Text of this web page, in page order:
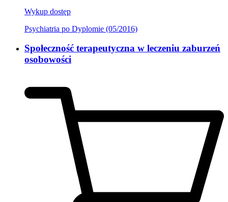
Wykup dostęp
Psychiatria po Dyplomie (05/2016)
Społeczność terapeutyczna w leczeniu zaburzeń
osobowości